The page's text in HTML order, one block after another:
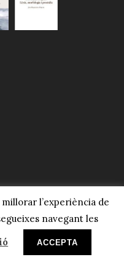
Tots els drets
i privacitat
l’experiència de
navegant les
ACCEPTA